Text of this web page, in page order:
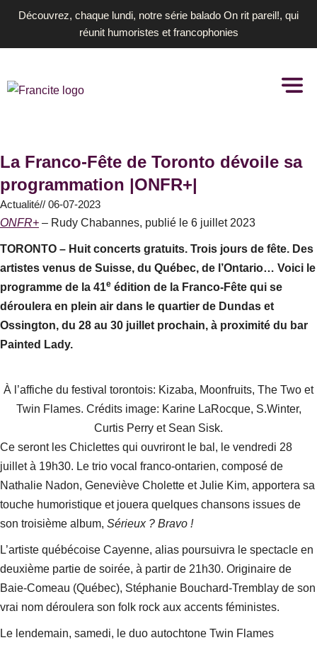
Aller
contenu
Découvrez, chaque lundi, notre série balado On rit pareil!, qui
réunit humoristes et francophonies
La Franco-Fête de Toronto dévoile sa
programmation |ONFR+|
Actualité// 06-07-2023
ONFR+ – Rudy Chabannes, publié le 6 juillet 2023
TORONTO – Huit concerts gratuits. Trois jours de fête. Des
artistes venus de Suisse, du Québec, de l’Ontario… Voici le
programme de la 41e édition de la Franco-Fête qui se
déroulera en plein air dans le quartier de Dundas et
Ossington, du 28 au 30 juillet prochain, à proximité du bar
Painted Lady.
À l’affiche du festival torontois: Kizaba, Moonfruits, The Two et
Twin Flames. Crédits image: Karine LaRocque, S.Winter,
Curtis Perry et Sean Sisk.
Ce seront les Chiclettes qui ouvriront le bal, le vendredi 28
juillet à 19h30. Le trio vocal franco-ontarien, composé de
Nathalie Nadon, Geneviève Cholette et Julie Kim, apportera sa
touche humoristique et jouera quelques chansons issues de
son troisième album, Sérieux ? Bravo !
L’artiste québécoise Cayenne, alias poursuivra le spectacle en
deuxième partie de soirée, à partir de 21h30. Originaire de
Baie-Comeau (Québec), Stéphanie Bouchard-Tremblay de son
vrai nom déroulera son folk rock aux accents féministes.
Le lendemain, samedi, le duo autochtone Twin Flames